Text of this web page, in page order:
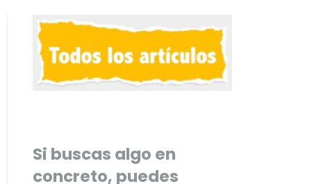
Si buscas algo en
concreto, puedes